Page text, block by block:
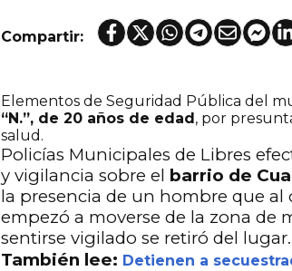
Compartir:
Elementos de Seguridad Pública del
“N.”, de 20 años de edad, por
salud.
Policías Municipales de Libres
y vigilancia sobre el barrio de
la presencia de un hombre que al
empezó a moverse de la zona de
sentirse vigilado se retiró del lugar.
También lee: Detienen a